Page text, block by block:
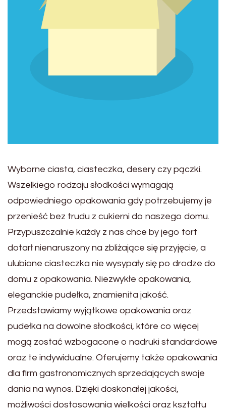
Wyborne ciasta, ciasteczka, desery czy pączki.
Wszelkiego rodzaju słodkości wymagają
odpowiedniego opakowania gdy potrzebujemy je
przenieść bez trudu z cukierni do naszego domu.
Przypuszczalnie każdy z nas chce by jego tort
dotarł nienaruszony na zbliżające się przyjęcie, a
ulubione ciasteczka nie wysypały się po drodze do
domu z opakowania. Niezwykłe opakowania,
eleganckie pudełka, znamienita jakość.
Przedstawiamy wyjątkowe opakowania oraz
pudełka na dowolne słodkości, które co więcej
mogą zostać wzbogacone o nadruki standardowe
oraz te indywidualne. Oferujemy także opakowania
dla firm gastronomicznych sprzedających swoje
dania na wynos. Dzięki doskonałej jakości,
możliwości dostosowania wielkości oraz kształtu